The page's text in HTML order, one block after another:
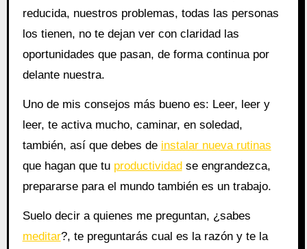
reducida, nuestros problemas, todas las personas
los tienen, no te dejan ver con claridad las
oportunidades que pasan, de forma continua por
delante nuestra.
Uno de mis consejos más bueno es: Leer, leer y
leer, te activa mucho, caminar, en soledad,
también, así que debes de instalar nueva rutinas
que hagan que tu productividadse engrandezca,
prepararse para el mundo también es un trabajo.
Suelo decir a quienes me preguntan, ¿sabes
meditar?, te preguntarás cual es la razón y te la